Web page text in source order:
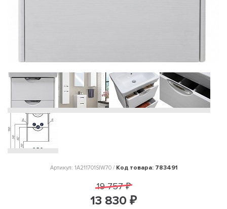
Артикул: 1A211701SIW70 / Код товара: 783491
19 757 ₽
13 830 ₽